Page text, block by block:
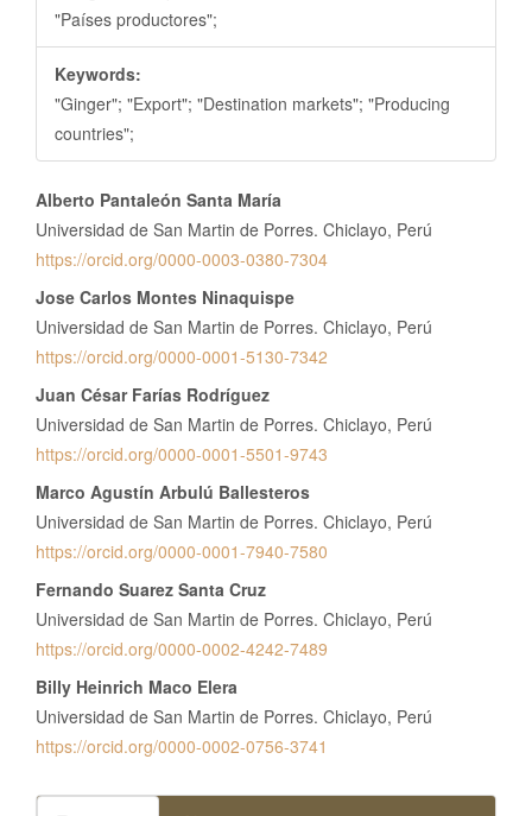
"Países productores";
Keywords:
"Ginger"; "Export"; "Destination markets"; "Producing
countries";
Contenido
principal
del
artículo
Alberto Pantaleón Santa María
Universidad de San Martin de Porres. Chiclayo, Perú
https://orcid.org/0000-0003-0380-7304
Jose Carlos Montes Ninaquispe
Universidad de San Martin de Porres. Chiclayo, Perú
https://orcid.org/0000-0001-5130-7342
Juan César Farías Rodríguez
Universidad de San Martin de Porres. Chiclayo, Perú
https://orcid.org/0000-0001-5501-9743
Marco Agustín Arbulú Ballesteros
Universidad de San Martin de Porres. Chiclayo, Perú
https://orcid.org/0000-0001-7940-7580
Fernando Suarez Santa Cruz
Universidad de San Martin de Porres. Chiclayo, Perú
https://orcid.org/0000-0002-4242-7489
Billy Heinrich Maco Elera
Universidad de San Martin de Porres. Chiclayo, Perú
https://orcid.org/0000-0002-0756-3741